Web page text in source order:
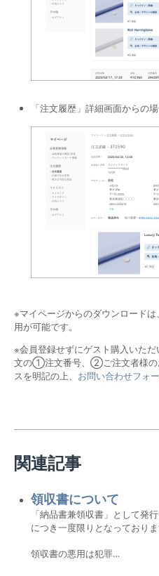
「注文履歴」詳細画面からの
※マイページからのダウンロード
用が可能です。
※会員登録せずにゲスト購入いた
文の①注文番号、②ご注文者様の
スを明記の上、 お問い合わせフォ
関連記事
領収書について
「納品書兼領収書」として発
につき一度限りとなっておりま
領収書の悪用は犯罪…